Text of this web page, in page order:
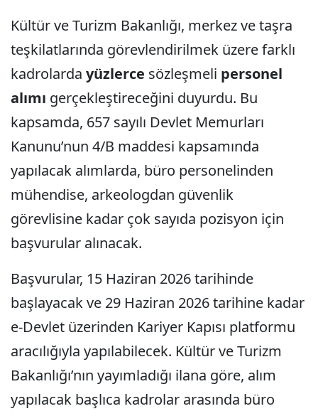
Kültür ve Turizm Bakanlığı, merkez ve taşra
teşkilatlarında görevlendirilmek üzere farklı
kadrolarda yüzlerce sözleşmeli personel
alımı gerçekleştireceğini duyurdu. Bu
kapsamda, 657 sayılı Devlet Memurları
Kanunu’nun 4/B maddesi kapsamında
yapılacak alımlarda, büro personelinden
mühendise, arkeologdan güvenlik
görevlisine kadar çok sayıda pozisyon için
başvurular alınacak.
Başvurular, 15 Haziran 2026 tarihinde
başlayacak ve 29 Haziran 2026 tarihine kadar
e-Devlet üzerinden Kariyer Kapısı platformu
aracılığıyla yapılabilecek. Kültür ve Turizm
Bakanlığı’nın yayımladığı ilana göre, alım
yapılacak başlıca kadrolar arasında büro